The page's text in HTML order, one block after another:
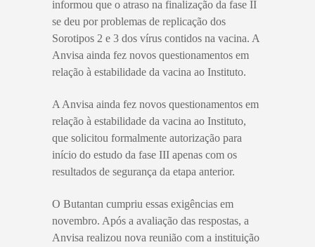
informou que o atraso na finalização da fase II
se deu por problemas de replicação dos
Sorotipos 2 e 3 dos vírus contidos na vacina. A
Anvisa ainda fez novos questionamentos em
relação à estabilidade da vacina ao Instituto.
A Anvisa ainda fez novos questionamentos em
relação à estabilidade da vacina ao Instituto,
que solicitou formalmente autorização para
início do estudo da fase III apenas com os
resultados de segurança da etapa anterior.
O Butantan cumpriu essas exigências em
novembro. Após a avaliação das respostas, a
Anvisa realizou nova reunião com a instituição